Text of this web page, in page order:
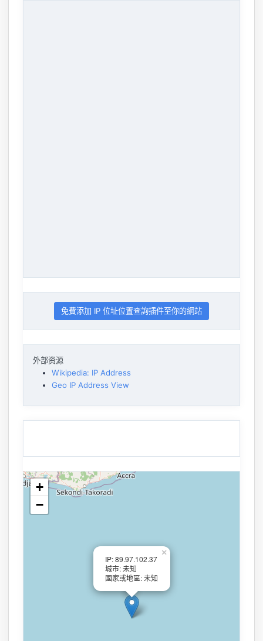
免費添加 IP 位址位置查詢插件至你的網站
外部资源
Wikipedia: IP Address
Geo IP Address View
IP: 89.97.102.37
城市: 未知
國家或地區: 未知
×
+
−